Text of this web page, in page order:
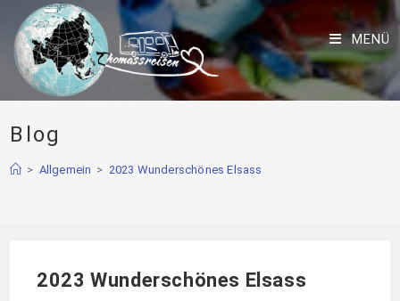
MENÜ
Blog
> Allgemein > 2023 Wunderschönes Elsass
2023 Wunderschönes Elsass